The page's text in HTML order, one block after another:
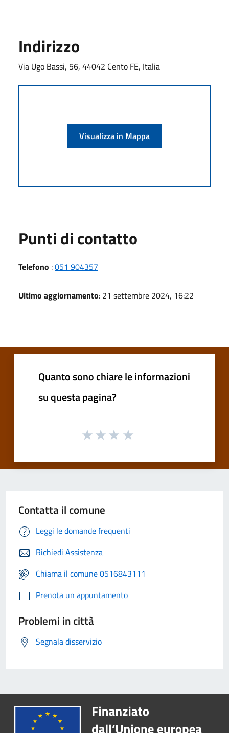
Indirizzo
Via Ugo Bassi, 56, 44042 Cento FE, Italia
Visualizza in Mappa
Punti di contatto
Telefono :051 904357
Ultimo aggiornamento: 21 settembre 2024, 16:22
Quanto sono chiare le informazioni
su questa pagina?
Contatta il comune
Leggi le domande frequenti
Richiedi Assistenza
Chiama il comune 0516843111
Prenota un appuntamento
Problemi in città
Segnala disservizio